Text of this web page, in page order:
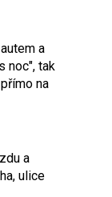
a
noc", tak
na
a
ulice